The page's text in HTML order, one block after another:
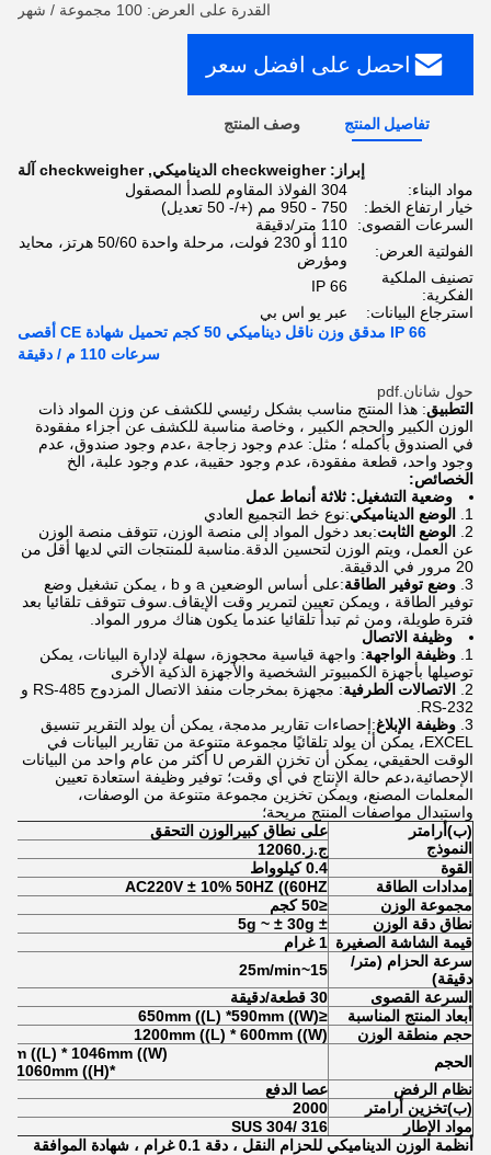
القدرة على العرض: 100 مجموعة / شهر
احصل على افضل سعر
تفاصيل المنتج وصف المنتج
إبراز:checkweigher الديناميكي ,checkweigher آلة
مواد البناء:
304 الفولاذ المقاوم للصدأ المصقول
خيار ارتفاع الخط:
750 - 950 مم (+/- 50 تعديل)
السرعات القصوى:
110 متر/دقيقة
الفولتية العرض:
110 أو 230 فولت، مرحلة واحدة 50/60 هرتز، محايد
ومؤرض
تصنيف الملكية
الفكرية:
IP 66
استرجاع البيانات:
عبر يو اس بي
IP 66 مدقق وزن ناقل ديناميكي 50 كجم تحميل شهادة CE أقصى
سرعات 110 م / دقيقة
حول شانان.pdf
التطبيق: هذا المنتج مناسب بشكل رئيسي للكشف عن وزن المواد ذات
الوزن الكبير والحجم الكبير ، وخاصة مناسبة للكشف عن أجزاء مفقودة
في الصندوق بأكمله ؛ مثل: عدم وجود زجاجة ،عدم وجود صندوق، عدم
وجود واحد، قطعة مفقودة، عدم وجود حقيبة، عدم وجود علبة، الخ
الخصائص:
وضعية التشغيل: ثلاثة أنماط عمل
الوضع الديناميكي:نوع خط التجميع العادي
الوضع الثابت:بعد دخول المواد إلى منصة الوزن، تتوقف منصة الوزن
عن العمل، ويتم الوزن لتحسين الدقة.مناسبة للمنتجات التي لديها أقل من
20 مرور في الدقيقة.
وضع توفير الطاقة
:على أساس الوضعين a و b ، يمكن تشغيل وضع
توفير الطاقة ، ويمكن تعيين لتمرير وقت الإيقاف.سوف تتوقف تلقائيا بعد
فترة طويلة، ومن ثم تبدأ تلقائيا عندما يكون هناك مرور المواد.
وظيفة الاتصال
وظيفة الواجهة: واجهة قياسية محجوزة، سهلة لإدارة البيانات، يمكن
توصيلها بأجهزة الكمبيوتر الشخصية والأجهزة الذكية الأخرى
الاتصالات الطرفية
: مجهزة بمخرجات منفذ الاتصال المزدوج RS-485 و
RS-232.
وظيفة الإبلاغ:إحصاءات تقارير مدمجة، يمكن أن يولد التقرير تنسيق
EXCEL، يمكن أن يولد تلقائيًا مجموعة متنوعة من تقارير البيانات في
الوقت الحقيقي، يمكن أن تخزن القرص U أكثر من عام واحد من البيانات
الإحصائية،دعم حالة الإنتاج في أي وقت؛ توفير وظيفة استعادة تعيين
المعلمات المصنع، ويمكن تخزين مجموعة متنوعة من الوصفات،
واستبدال مواصفات المنتج مريحة؛
(ب) أرامتر
النموذج
على نطاق كبير الوزن التحقق
ج.ز.12060
القوة
0.4 كيلوواط
إمدادات الطاقة
AC220V ± 10% 50HZ ((60HZ
مجموعة الوزن
≤
50 كجم
نطاق دقة الوزن
± 5g ~ ± 30g
قيمة الشاشة الصغيرة 1 غرام
سرعة الحزام (متر/
دقيقة)
15~25m/min
السرعة القصوى
30 قطعة/دقيقة
أبعاد المنتج المناسبة
≤650mm ((L) *590mm ((W)
حجم منطقة الوزن
1200mm ((L) * 600mm ((W)
الحجم
((L) * 1046mm ((W)
*1060mm ((H)
نظام الرفض
عصا الدفع
(ب)تخزين أرامتر
2000
مواد الإطار
SUS 304/ 316
أنظمة الوزن الديناميكي للحزام النقل ، دقة 0.1 غرام ، شهادة الموافقة